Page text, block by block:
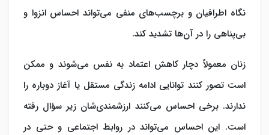
نگاه اطرافیان و برچسب‌های منفی می‌تواند احساس انزوا و
بی‌پناهی را در آن‌ها تشدید کند.
زنان معمولاً دچار کاهش اعتماد به نفس می‌شوند و ممکن
است تصور کنند توانایی ادامه زندگی مستقل یا آغاز دوباره را
ندارند. برخی احساس می‌کنند ارزشمندی‌شان زیر سؤال رفته
است. این احساس می‌تواند در روابط اجتماعی و حتی در